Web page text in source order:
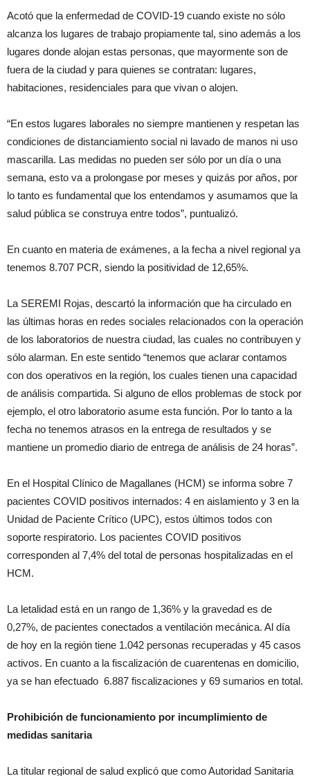
Acotó que la enfermedad de COVID-19 cuando existe no sólo
alcanza los lugares de trabajo propiamente tal, sino además a los
lugares donde alojan estas personas, que mayormente son de
fuera de la ciudad y para quienes se contratan: lugares,
habitaciones, residenciales para que vivan o alojen.
“En estos lugares laborales no siempre mantienen y respetan las
condiciones de distanciamiento social ni lavado de manos ni uso
mascarilla. Las medidas no pueden ser sólo por un día o una
semana, esto va a prolongase por meses y quizás por años, por
lo tanto es fundamental que los entendamos y asumamos que la
salud pública se construya entre todos”, puntualizó.
En cuanto en materia de exámenes, a la fecha a nivel regional ya
tenemos 8.707 PCR, siendo la positividad de 12,65%.
La SEREMI Rojas, descartó la información que ha circulado en
las últimas horas en redes sociales relacionados con la operación
de los laboratorios de nuestra ciudad, las cuales no contribuyen y
sólo alarman. En este sentido “tenemos que aclarar contamos
con dos operativos en la región, los cuales tienen una capacidad
de análisis compartida. Si alguno de ellos problemas de stock por
ejemplo, el otro laboratorio asume esta función. Por lo tanto a la
fecha no tenemos atrasos en la entrega de resultados y se
mantiene un promedio diario de entrega de análisis de 24 horas”.
En el Hospital Clínico de Magallanes (HCM) se informa sobre 7
pacientes COVID positivos internados: 4 en aislamiento y 3 en la
Unidad de Paciente Crítico (UPC), estos últimos todos con
soporte respiratorio. Los pacientes COVID positivos
corresponden al 7,4% del total de personas hospitalizadas en el
HCM.
La letalidad está en un rango de 1,36% y la gravedad es de
0,27%, de pacientes conectados a ventilación mecánica. Al día
de hoy en la región tiene 1.042 personas recuperadas y 45 casos
activos. En cuanto a la fiscalización de cuarentenas en domicilio,
ya se han efectuado 6.887 fiscalizaciones y 69 sumarios en total.
Prohibición de funcionamiento por incumplimiento de
medidas sanitaria
La titular regional de salud explicó que como Autoridad Sanitaria